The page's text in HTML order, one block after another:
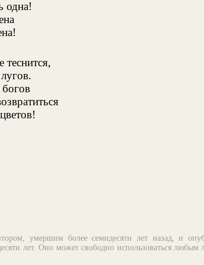
одна!
теснится,
умершим более семидесяти лет назад, и
лет. Оно может свободно использоваться любым